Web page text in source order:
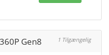
Gen8 1 Tilgængelig